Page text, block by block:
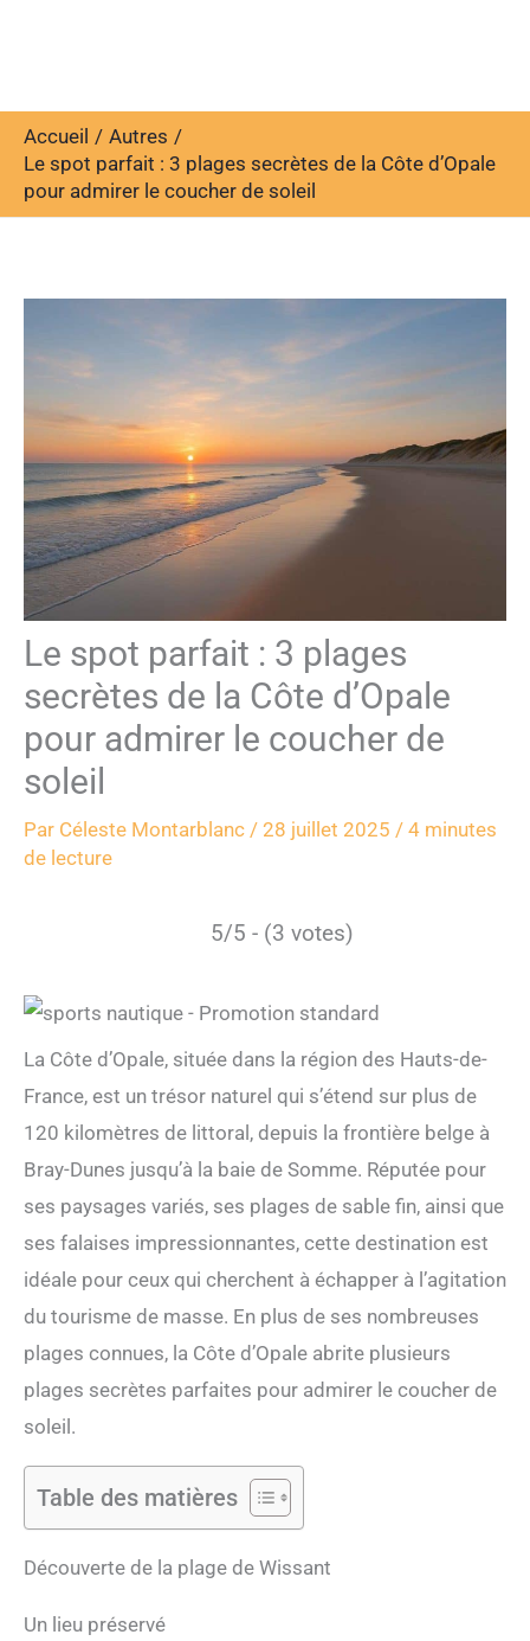
Accueil
Autres
Le spot parfait : 3 plages secrètes de la Côte d’Opale
pour admirer le coucher de soleil
Le spot parfait : 3 plages
secrètes de la Côte d’Opale
pour admirer le coucher de
soleil
Par Céleste Montarblanc / 28 juillet 2025 / 4 minutes
de lecture
5/5 - (3 votes)
La Côte d’Opale, située dans la région des Hauts-de-
France, est un trésor naturel qui s’étend sur plus de
120 kilomètres de littoral, depuis la frontière belge à
Bray-Dunes jusqu’à la baie de Somme. Réputée pour
ses paysages variés, ses plages de sable fin, ainsi que
ses falaises impressionnantes, cette destination est
idéale pour ceux qui cherchent à échapper à l’agitation
du tourisme de masse. En plus de ses nombreuses
plages connues, la Côte d’Opale abrite plusieurs
plages secrètes parfaites pour admirer le coucher de
soleil.
Table des matières
Découverte de la plage de Wissant
Un lieu préservé